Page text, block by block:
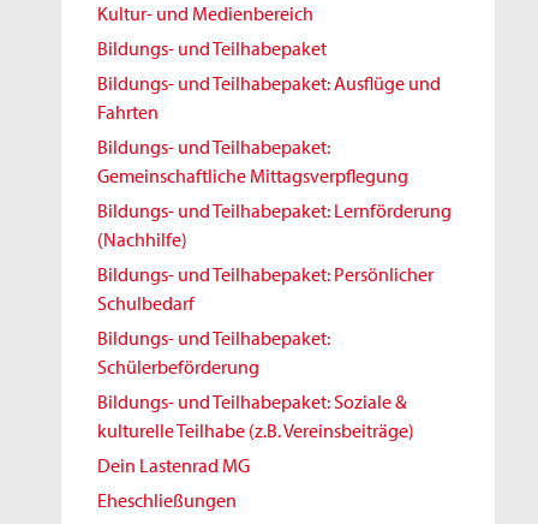
Kultur- und Medienbereich
Bildungs- und Teilhabepaket
Bildungs- und Teilhabepaket: Ausflüge und
Fahrten
Bildungs- und Teilhabepaket:
Gemeinschaftliche Mittagsverpflegung
Bildungs- und Teilhabepaket: Lernförderung
(Nachhilfe)
Bildungs- und Teilhabepaket: Persönlicher
Schulbedarf
Bildungs- und Teilhabepaket:
Schülerbeförderung
Bildungs- und Teilhabepaket: Soziale &
kulturelle Teilhabe (z.B. Vereinsbeiträge)
Dein Lastenrad MG
Eheschließungen